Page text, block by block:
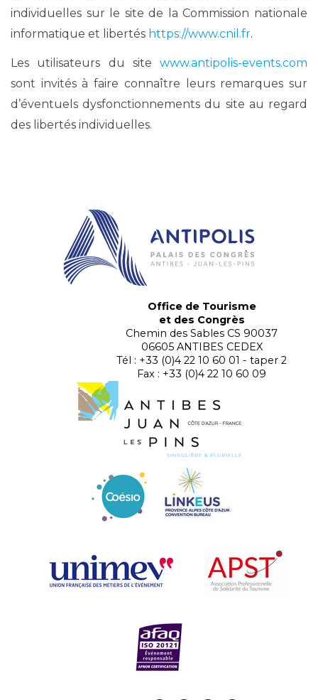
individuelles sur le site de la Commission nationale
informatique et libertés https://www.cnil.fr.
Les utilisateurs du site www.antipolis-events.com
sont invités à faire connaître leurs remarques sur
d’éventuels dysfonctionnements du site au regard
des libertés individuelles.
Office de Tourisme
et des Congrès
Chemin des Sables CS 90037
06605 ANTIBES CEDEX
Tél : +33 (0)4 22 10 60 01 - taper 2
Fax : +33 (0)4 22 10 60 09